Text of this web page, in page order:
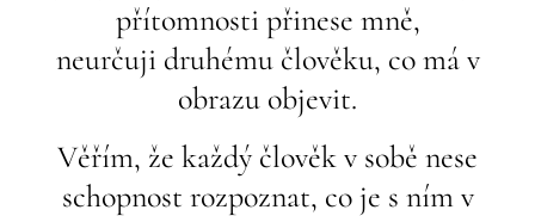
přítomnosti přinese mně,
neurčuji druhému člověku, co má v
obrazu objevit.
Věřím, že každý člověk v sobě nese
schopnost rozpoznat, co je s ním v